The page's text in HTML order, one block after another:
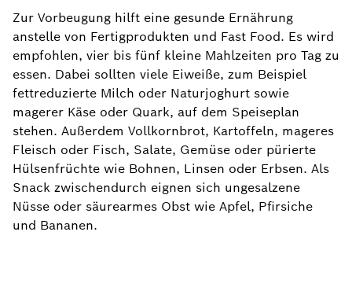
Zur Vorbeugung hilft eine gesunde Ernährung
anstelle von Fertigprodukten und Fast Food. Es wird
empfohlen, vier bis fünf kleine Mahlzeiten pro Tag zu
essen. Dabei sollten viele Eiweiße, zum Beispiel
fettreduzierte Milch oder Naturjoghurt sowie
magerer Käse oder Quark, auf dem Speiseplan
stehen. Außerdem Vollkornbrot, Kartoffeln, mageres
Fleisch oder Fisch, Salate, Gemüse oder pürierte
Hülsenfrüchte wie Bohnen, Linsen oder Erbsen. Als
Snack zwischendurch eignen sich ungesalzene
Nüsse oder säurearmes Obst wie Apfel, Pfirsiche
und Bananen.